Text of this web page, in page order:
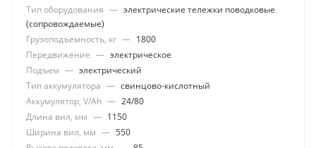
Тип оборудования — электрические тележки поводковые
(сопровождаемые)
Грузоподъемность, кг — 1800
Передвижение — электрическое
Подъем — электрический
Тип аккумулятора — свинцово-кислотный
Аккумулятор, V/Ah — 24/80
Длина вил, мм — 1150
Ширина вил, мм — 550